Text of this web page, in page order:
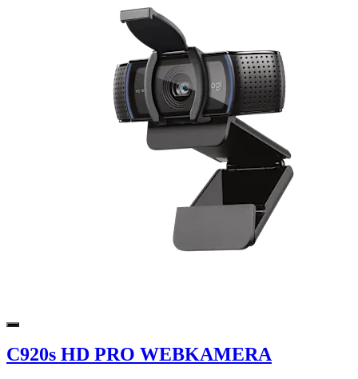
C920s HD PRO WEBKAMERA